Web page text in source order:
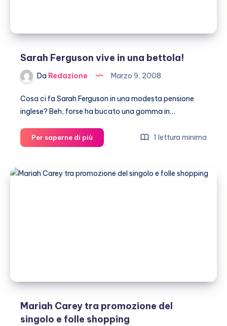
Sarah Ferguson vive in una bettola!
Da Redazione Marzo 9, 2008
Cosa ci fa Sarah Ferguson in una modesta pensione
inglese? Beh, forse ha bucato una gomma in…
Per saperne di più
Ferguson
in
1 lettura minima
Mariah Carey tra promozione del
singolo e folle shopping